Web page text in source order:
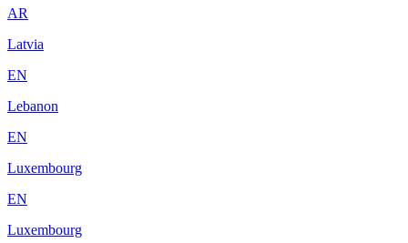
AR
Latvia
EN
Lebanon
EN
Luxembourg
EN
Luxembourg